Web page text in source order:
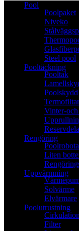
Pool
Poolpaket
Niveko
Steel pool
Pooltäckning
Pooltak
Poolskydd
Termofiltar
Vinter-och
Rengöring
Liten
Uppvärmning
Solvärme
Elvärmare
Poolutrustning
Filter